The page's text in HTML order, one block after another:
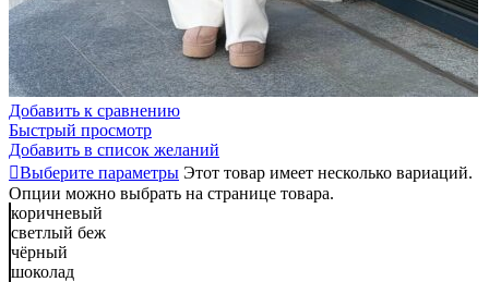
Добавить к сравнению
Быстрый просмотр
Добавить в список желаний
Выберите параметры Этот товар имеет несколько вариаций.
Опции можно выбрать на странице товара.
коричневый
светлый беж
чёрный
шоколад